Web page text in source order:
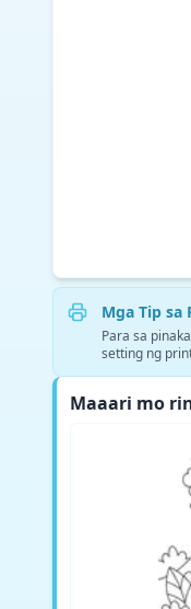
Mga Tip sa
Para sa
setting ng
Maaari mo